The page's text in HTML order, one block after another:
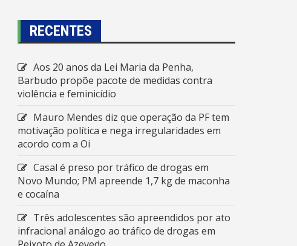
RECENTES
Aos 20 anos da Lei Maria da Penha,
Barbudo propõe pacote de medidas contra
violência e feminicídio
Mauro Mendes diz que operação da PF tem
motivação política e nega irregularidades em
acordo com a Oi
Casal é preso por tráfico de drogas em
Novo Mundo; PM apreende 1,7 kg de maconha
e cocaína
Três adolescentes são apreendidos por ato
infracional análogo ao tráfico de drogas em